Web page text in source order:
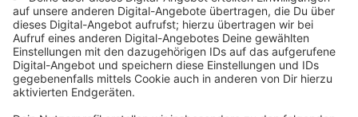
Unterbringungsmöglichkeiten. Städte und Gemeinden
im Kreis Coesfeld haben schon viel getan, um die
vielen Flüchtlinge unterzubringen, die sie zugewiesen
bekommen. Irgendwann sind aber auch hier die
Kapazitäten endlich. Gut sei aber, dass die Bezahlkarte